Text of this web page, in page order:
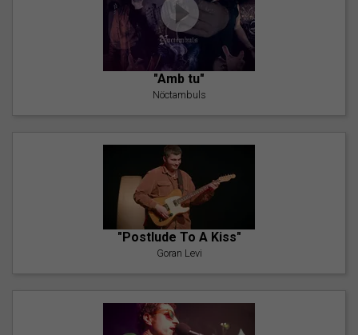
"Amb tu"
Nöctambuls
"Postlude To A Kiss"
Goran Levi